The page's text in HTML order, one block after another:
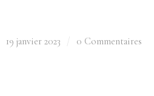
19 janvier 2023 0 Commentaires